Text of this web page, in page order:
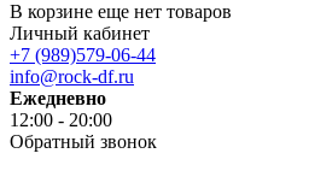
В корзине еще нет товаров
Личный кабинет
+7 (989)579-06-44
info@rock-df.ru
Ежедневно
12:00 - 20:00
Обратный звонок